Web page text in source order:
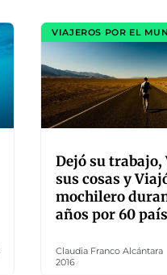
VIAJEROS POR EL
Dejó su trabajo,
sus cosas y
mochilero
años por 60
Claudia Franco Alcántara
2016